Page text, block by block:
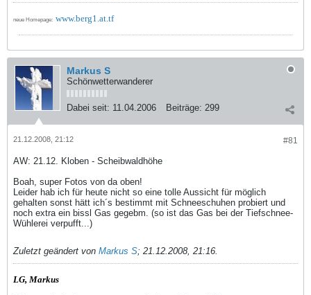
neue Homepage: www.berg1.at.tf
Markus S
Schönwetterwanderer
Dabei seit: 11.04.2006 Beiträge: 299
#81
21.12.2008, 21:12
AW: 21.12. Kloben - Scheibwaldhöhe
Boah, super Fotos von da oben!
Leider hab ich für heute nicht so eine tolle Aussicht für möglich
gehalten sonst hätt ich´s bestimmt mit Schneeschuhen probiert und
noch extra ein bissl Gas gegebm. (so ist das Gas bei der Tiefschnee-
Wühlerei verpufft...)
Zuletzt geändert von Markus S; 21.12.2008, 21:16.
LG, Markus